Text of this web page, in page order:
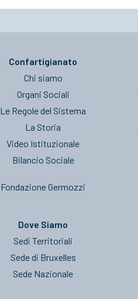
Confartigianato
Chi siamo
Organi Sociali
Le Regole del Sistema
La Storia
Video Istituzionale
Bilancio Sociale
Fondazione Germozzi
Dove Siamo
Sedi Territoriali
Sede di Bruxelles
Sede Nazionale